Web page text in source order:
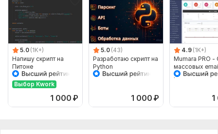
5.0 (1K+)
Напишу скрипт на
Питоне
Выбор Kwork
1 000 ₽
5.0 (43)
Разработаю скрипт на
Python
1 000 ₽
4.9 (1K+)
Mumara PRO -
массовых
рассылок